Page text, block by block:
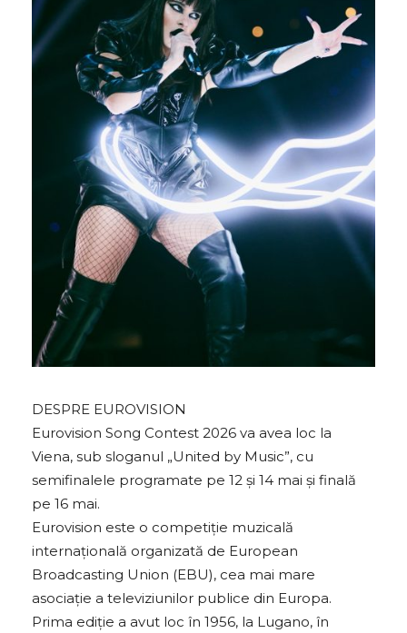
DESPRE EUROVISION
Eurovision Song Contest 2026 va avea loc la
Viena, sub sloganul „United by Music”, cu
semifinalele programate pe 12 și 14 mai și finală
pe 16 mai.
Eurovision este o competiție muzicală
internațională organizată de European
Broadcasting Union (EBU), cea mai mare
asociație a televiziunilor publice din Europa.
Prima ediție a avut loc în 1956, la Lugano, în